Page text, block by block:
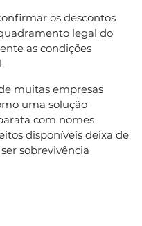
os descontos
legal do
as condições
muitas empresas
uma solução
com nomes
disponíveis deixa de
sobrevivência